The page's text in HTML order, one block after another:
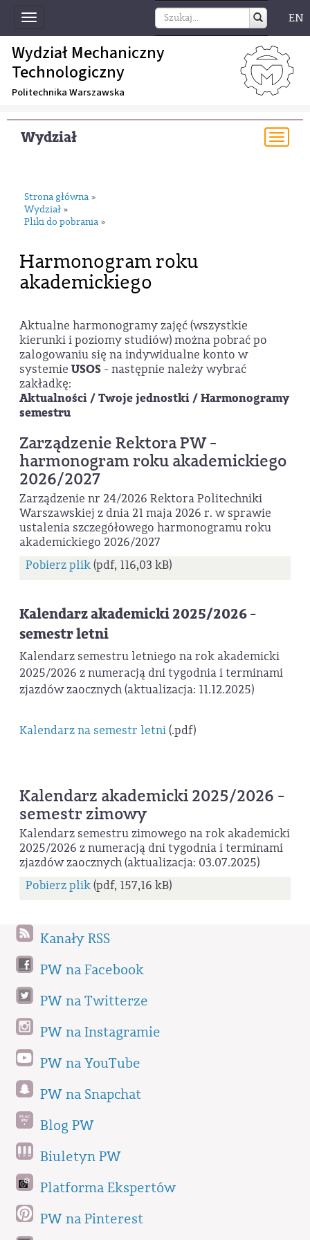
Toggle
navigation
EN
Wydział Mechaniczny
Technologiczny
Politechnika Warszawska
Wydział
Strona główna »
Wydział »
Pliki do pobrania »
Harmonogram roku
akademickiego
Aktualne harmonogramy zajęć (wszystkie
kierunki i poziomy studiów) można pobrać po
zalogowaniu się na indywidualne konto w
systemie USOS - następnie należy wybrać
zakładkę:
Aktualności / Twoje jednostki / Harmonogramy
semestru
Zarządzenie Rektora PW -
harmonogram roku akademickiego
2026/2027
Zarządzenie nr 24/2026 Rektora Politechniki
Warszawskiej z dnia 21 maja 2026 r. w sprawie
ustalenia szczegółowego harmonogramu roku
akademickiego 2026/2027
Pobierz plik(pdf, 116,03 kB)
Kalendarz akademicki 2025/2026 -
semestr letni
Kalendarz semestru letniego na rok akademicki
2025/2026 z numeracją dni tygodnia i terminami
zjazdów zaocznych (aktualizacja: 11.12.2025)
Kalendarz na semestr letni(.pdf)
Kalendarz akademicki 2025/2026 -
semestr zimowy
Kalendarz semestru zimowego na rok akademicki
2025/2026 z numeracją dni tygodnia i terminami
zjazdów zaocznych (aktualizacja: 03.07.2025)
Pobierz plik(pdf, 157,16 kB)
Kanały RSS
PW na Facebook
PW na Twitterze
PW na Instagramie
PW na YouTube
PW na Snapchat
Blog PW
Biuletyn PW
Platforma Ekspertów
PW na Pinterest